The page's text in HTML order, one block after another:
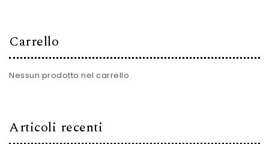
Carrello
Nessun prodotto nel carrello.
Articoli recenti